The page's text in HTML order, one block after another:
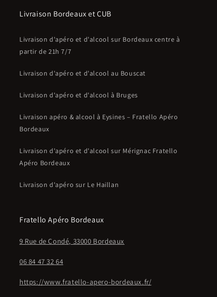
Livraison Bordeaux et CUB
Livraison d'apéro et d'alcool sur Bordeaux centre à
partir de 21h 7/7
Livraison d'apéro et d'alcool au Bouscat
Livraison d'apéro et d'alcool à Bruges
Livraison apéro & alcool à Eysines – Fratello Apéro
Bordeaux
Livraison d'apéro et d'alcool sur Mérignac Fratello
Apéro Bordeaux
Livraison d'apéro sur Le Haillan
Fratello Apéro Bordeaux
9 Rue de Condé, 33000 Bordeaux
06 84 47 32 64
https://www.fratello-apero-bordeaux.fr/